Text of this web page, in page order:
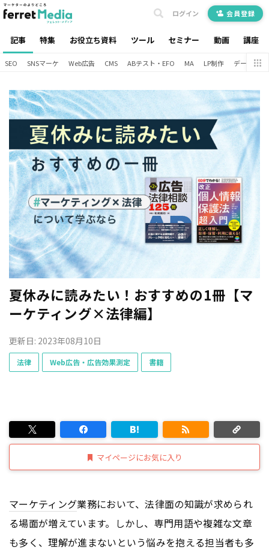
記事 特集 お役立ち資料 ツール セミナー 動画 講座
ログイン 会員登録
SEO SNSマーケ Web広告 CMS ABテスト・EFO MA LP制作 データ分析
夏休みに読みたい！おすすめの1冊【マ
ーケティング×法律編】
更新日: 2023年08月10日
法律 Web広告・広告効果測定 書籍
マイページにお気に入り
マーケティング業務において、法律面の知識が求められ
る場面が増えています。しかし、専門用語や複雑な文章
も多く、理解が進まないという悩みを抱える担当者も多